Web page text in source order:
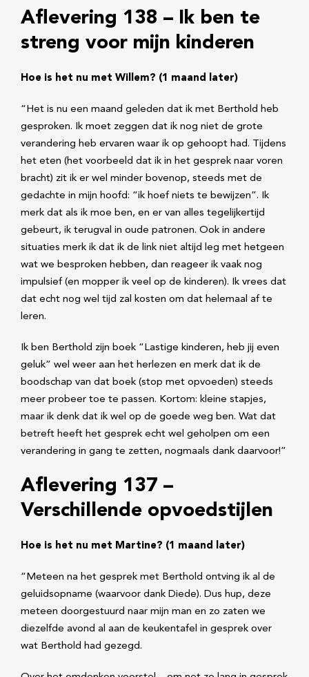
Aflevering 138 – Ik ben te
streng voor mijn kinderen
Hoe is het nu met Willem? (1 maand later)
“Het is nu een maand geleden dat ik met Berthold heb
gesproken. Ik moet zeggen dat ik nog niet de grote
verandering heb ervaren waar ik op gehoopt had. Tijdens
het eten (het voorbeeld dat ik in het gesprek naar voren
bracht) zit ik er wel minder bovenop, steeds met de
gedachte in mijn hoofd: “ik hoef niets te bewijzen”. Ik
merk dat als ik moe ben, en er van alles tegelijkertijd
gebeurt, ik terugval in oude patronen. Ook in andere
situaties merk ik dat ik de link niet altijd leg met hetgeen
wat we besproken hebben, dan reageer ik vaak nog
impulsief (en mopper ik veel op de kinderen). Ik vrees dat
dat echt nog wel tijd zal kosten om dat helemaal af te
leren.
Ik ben Berthold zijn boek “Lastige kinderen, heb jij even
geluk” wel weer aan het herlezen en merk dat ik de
boodschap van dat boek (stop met opvoeden) steeds
meer probeer toe te passen. Kortom: kleine stapjes,
maar ik denk dat ik wel op de goede weg ben. Wat dat
betreft heeft het gesprek echt wel geholpen om een
verandering in gang te zetten, nogmaals dank daarvoor!”
Aflevering 137 –
Verschillende opvoedstijlen
Hoe is het nu met Martine? (1 maand later)
“Meteen na het gesprek met Berthold ontving ik al de
geluidsopname (waarvoor dank Diede). Dus hup, deze
meteen doorgestuurd naar mijn man en zo zaten we
diezelfde avond al aan de keukentafel in gesprek over
wat Berthold had gezegd.